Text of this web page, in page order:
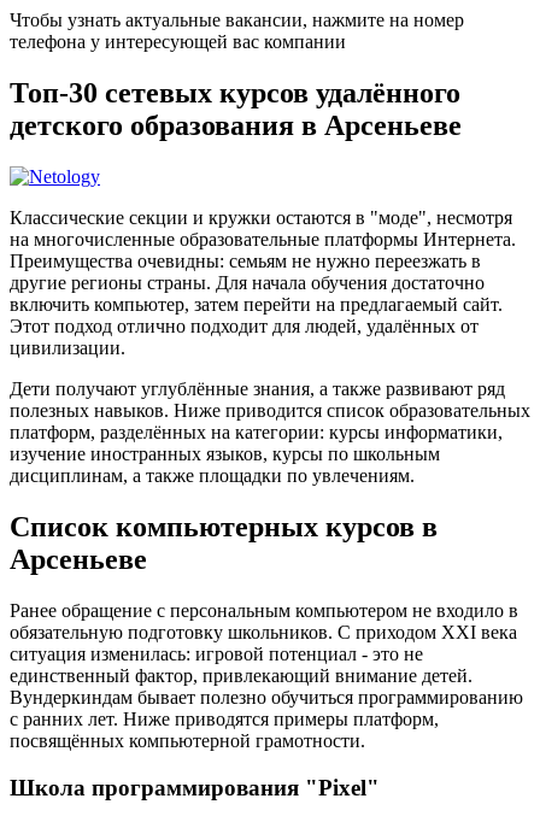
Чтобы узнать актуальные вакансии, нажмите на номер
телефона у интересующей вас компании
Топ-30 сетевых курсов удалённого
детского образования в Арсеньеве
Классические секции и кружки остаются в "моде", несмотря
на многочисленные образовательные платформы Интернета.
Преимущества очевидны: семьям не нужно переезжать в
другие регионы страны. Для начала обучения достаточно
включить компьютер, затем перейти на предлагаемый сайт.
Этот подход отлично подходит для людей, удалённых от
цивилизации.
Дети получают углублённые знания, а также развивают ряд
полезных навыков. Ниже приводится список образовательных
платформ, разделённых на категории: курсы информатики,
изучение иностранных языков, курсы по школьным
дисциплинам, а также площадки по увлечениям.
Список компьютерных курсов в
Арсеньеве
Ранее обращение с персональным компьютером не входило в
обязательную подготовку школьников. С приходом XXI века
ситуация изменилась: игровой потенциал - это не
единственный фактор, привлекающий внимание детей.
Вундеркиндам бывает полезно обучиться программированию
с ранних лет. Ниже приводятся примеры платформ,
посвящённых компьютерной грамотности.
Школа программирования "Pixel"